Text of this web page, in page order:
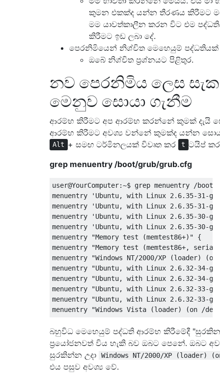
කුමන එකක්ද යන්න තීරණය කිරීමට
මම යාවත්කාලීන කරන විට එම
කිරීමට ඉඩ ලබා දේ.
පෙරනිමියෙන් නිශ්චිත මෙහෙයුම්
ඔබේ නිශ්චිත ප්‍රශ්නයට පිළිතුර.
නව පෙරනිමිය ලෙස
මෙනුව සොයා ගැනීම
ආරම්භ කිරීමට අප ආරම්භ කරන්නේ කුමක් දැයි
ආරම්භ කිරීමට අවශ්‍ය වන්නේ කුමක්ද යන්න
Alt + සමඟ ටර්මිනලයක් විවෘත කර t ටයිප්
grep menuentry /boot/grub/grub.cfg
user@YourComputer:~$ grep menuentry /
menuentry 'Ubuntu, with Linux 2.6.35-
menuentry 'Ubuntu, with Linux 2.6.35-
menuentry 'Ubuntu, with Linux 2.6.35-
menuentry 'Ubuntu, with Linux 2.6.35-
menuentry "Memory test (memtest86+)" {
menuentry "Memory test (memtest86+,
menuentry "Windows NT/2000/XP (loader)
menuentry "Ubuntu, with Linux 2.6.32-34-
menuentry "Ubuntu, with Linux 2.6.32-34-
menuentry "Ubuntu, with Linux 2.6.32-33-
menuentry "Ubuntu, with Linux 2.6.32-33-
බහුවිධ මෙහෙයුම් පද්ධති ආරම්භ කිරීමේදී "සුරකින
ප්‍රයෝජනවත් විය හැකි බව ඔබට පෙනේ. ඔබට
සුරකින්න උදා
Windows NT/2000/XP (loader)
එය පසුව අවශ්‍ය වේ.